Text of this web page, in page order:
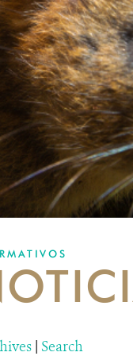
| Search